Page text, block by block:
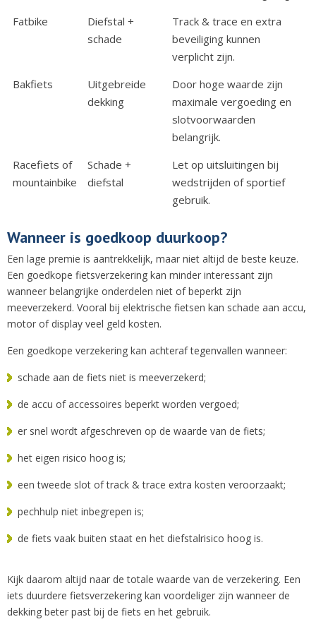
Fatbike
Diefstal +
schade
Track & trace en extra
beveiliging kunnen
verplicht zijn.
Bakfiets
Uitgebreide
dekking
Door hoge waarde zijn
maximale vergoeding en
slotvoorwaarden
belangrijk.
Racefiets of
mountainbike
Schade +
diefstal
Let op uitsluitingen bij
wedstrijden of sportief
gebruik.
Wanneer is goedkoop duurkoop?
Een lage premie is aantrekkelijk, maar niet altijd de beste keuze.
Een goedkope fietsverzekering kan minder interessant zijn
wanneer belangrijke onderdelen niet of beperkt zijn
meeverzekerd. Vooral bij elektrische fietsen kan schade aan accu,
motor of display veel geld kosten.
Een goedkope verzekering kan achteraf tegenvallen wanneer:
schade aan de fiets niet is meeverzekerd;
de accu of accessoires beperkt worden vergoed;
er snel wordt afgeschreven op de waarde van de fiets;
het eigen risico hoog is;
een tweede slot of track & trace extra kosten veroorzaakt;
pechhulp niet inbegrepen is;
de fiets vaak buiten staat en het diefstalrisico hoog is.
Kijk daarom altijd naar de totale waarde van de verzekering. Een
iets duurdere fietsverzekering kan voordeliger zijn wanneer de
dekking beter past bij de fiets en het gebruik.